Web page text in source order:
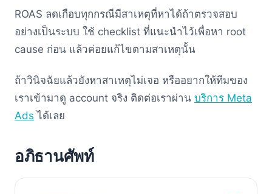
ROAS ลดเกือบทุกกรณีมีสาเหตุที่หาได้ถ้าตรวจสอบ
อย่างเป็นระบบ ใช้ checklist ที่แนะนำไว้เพื่อหา root
cause ก่อน แล้วค่อยแก้ไขตามสาเหตุนั้น
ถ้าวินิจฉัยแล้วยังหาสาเหตุไม่เจอ หรืออยากให้ทีมของ
เราเข้ามาดู account จริง ติดต่อเราผ่าน บริการ Meta
Ads ได้เลย
อภิธานศัพท์